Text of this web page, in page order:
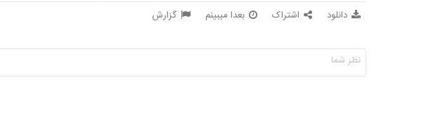
دانلود اشتراک بعدا میبینم گزارش